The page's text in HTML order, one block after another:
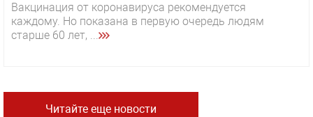
Вакцинация от коронавируса рекомендуется
каждому. Но показана в первую очередь людям
старше 60 лет, ...
Читайте еще новости